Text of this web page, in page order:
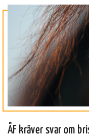
ÅF kräver svar om